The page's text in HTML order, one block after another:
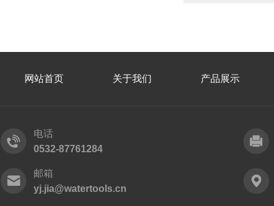
网站首页 关于我们 产品展示
电话
0532-87761284
邮箱
yj.jia@watertools.cn